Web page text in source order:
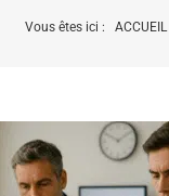
Vous êtes ici : ACCUEIL